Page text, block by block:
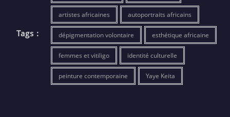
Tags :
artistes africaines autoportraits africains
dépigmentation volontaire esthétique africaine
femmes et vitiligo identité culturelle
peinture contemporaine Yaye Keita